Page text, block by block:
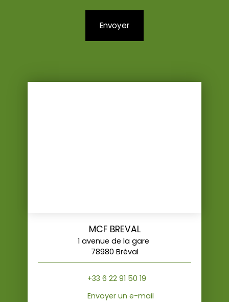
Envoyer
MCF BREVAL
1 avenue de la gare
78980 Bréval
+33 6 22 91 50 19
Envoyer un e-mail